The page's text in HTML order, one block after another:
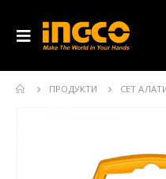
ПРОДУКТИ СЕТ